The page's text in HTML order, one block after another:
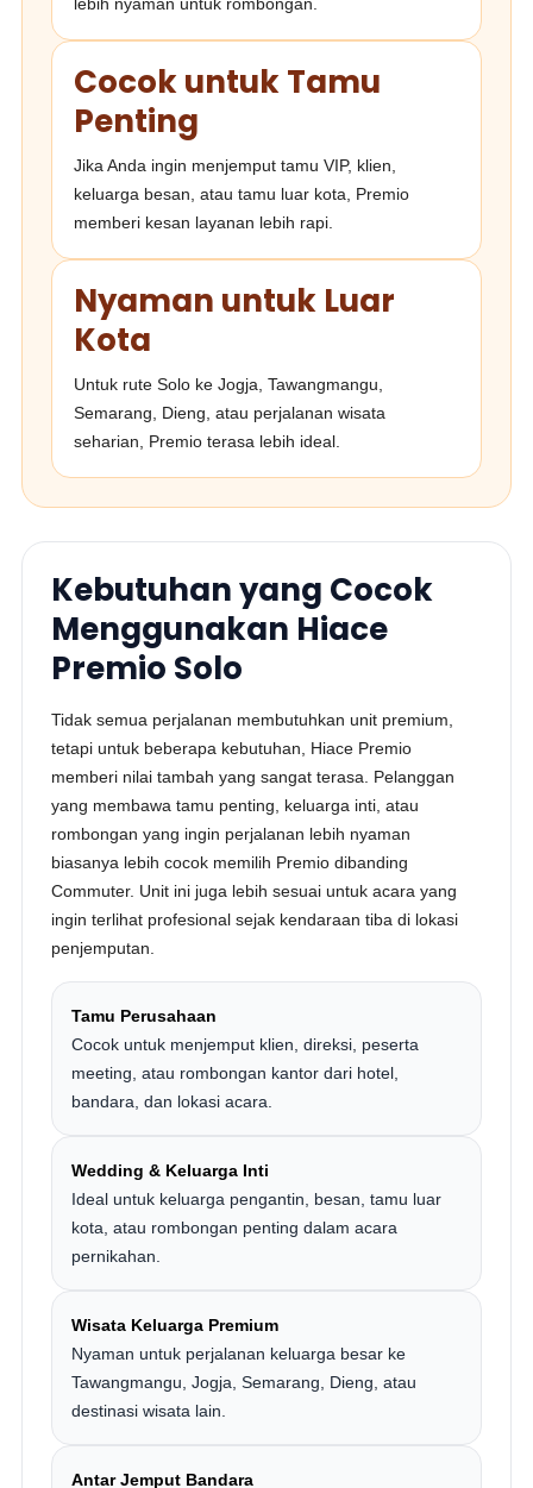
Cocok untuk Tamu
Penting
Jika Anda ingin menjemput tamu VIP, klien,
keluarga besan, atau tamu luar kota, Premio
memberi kesan layanan lebih rapi.
Nyaman untuk Luar
Kota
Untuk rute Solo ke Jogja, Tawangmangu,
Semarang, Dieng, atau perjalanan wisata
seharian, Premio terasa lebih ideal.
Kebutuhan yang Cocok
Menggunakan Hiace
Premio Solo
Tidak semua perjalanan membutuhkan unit premium,
tetapi untuk beberapa kebutuhan, Hiace Premio
memberi nilai tambah yang sangat terasa. Pelanggan
yang membawa tamu penting, keluarga inti, atau
rombongan yang ingin perjalanan lebih nyaman
biasanya lebih cocok memilih Premio dibanding
Commuter. Unit ini juga lebih sesuai untuk acara yang
ingin terlihat profesional sejak kendaraan tiba di lokasi
penjemputan.
Tamu Perusahaan
Cocok untuk menjemput klien, direksi, peserta
meeting, atau rombongan kantor dari hotel,
bandara, dan lokasi acara.
Wedding & Keluarga Inti
Ideal untuk keluarga pengantin, besan, tamu luar
kota, atau rombongan penting dalam acara
pernikahan.
Wisata Keluarga Premium
Nyaman untuk perjalanan keluarga besar ke
Tawangmangu, Jogja, Semarang, Dieng, atau
destinasi wisata lain.
Antar Jemput Bandara